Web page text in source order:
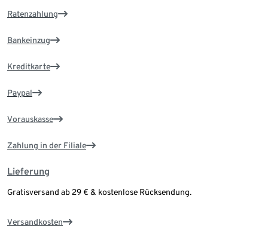
Ratenzahlung
Bankeinzug
Kreditkarte
Paypal
Vorauskasse
Zahlung in der Filiale
Lieferung
Gratisversand ab 29 € & kostenlose Rücksendung.
Versandkosten